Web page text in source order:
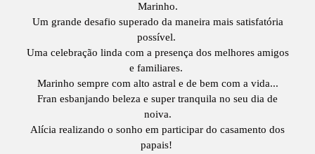
Marinho.
Um grande desafio superado da maneira mais satisfatória
possível.
Uma celebração linda com a presença dos melhores amigos
e familiares.
Marinho sempre com alto astral e de bem com a vida...
Fran esbanjando beleza e super tranquila no seu dia de
noiva.
Alícia realizando o sonho em participar do casamento dos
papais!